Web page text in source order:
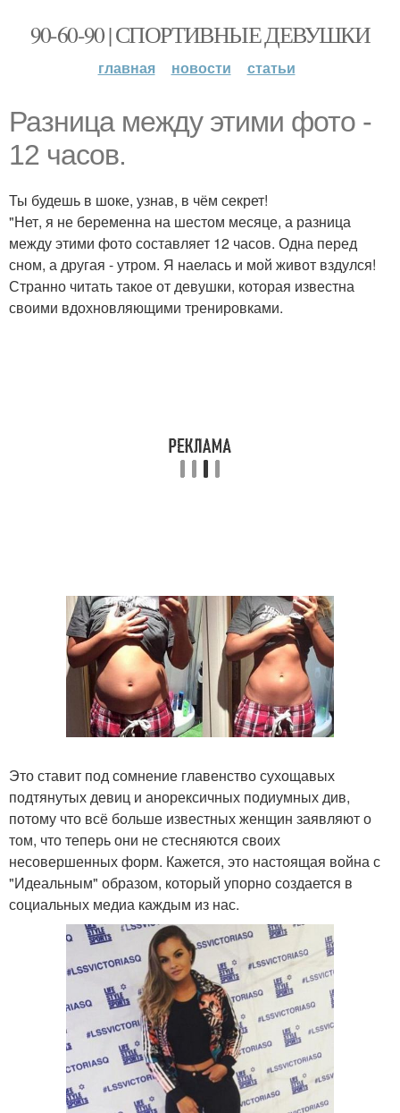
90-60-90 | СПОРТИВНЫЕ ДЕВУШКИ
главная новости статьи
Разница между этими фото -
12 часов.
Ты будешь в шоке, узнав, в чём секрет!
"Нет, я не беременна на шестом месяце, а разница
между этими фото составляет 12 часов. Одна перед
сном, а другая - утром. Я наелась и мой живот вздулся!
Странно читать такое от девушки, которая известна
своими вдохновляющими тренировками.
Это ставит под сомнение главенство сухощавых
подтянутых девиц и анорексичных подиумных див,
потому что всё больше известных женщин заявляют о
том, что теперь они не стесняются своих
несовершенных форм. Кажется, это настоящая война с
"Идеальным" образом, который упорно создается в
социальных медиа каждым из нас.